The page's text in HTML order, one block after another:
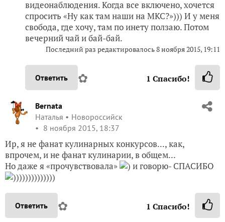
видеонаблюдения. Когда все включено, хочется
спросить «Ну как там наши на МКС?»))) И у меня
свобода, где хочу, там по инету ползаю. Потом
вечерний чай и бай-бай.
Последний раз редактировалось8 ноября 2015, 19:11
Ответить ✿ 1 Спасибо!
Bernata
Наталья
Новороссийск
8 ноября 2015, 18:37
Ир, я не фанат кулинарных конкурсов..., как,
впрочем, и не фанат кулинарии, в общем...
Но даже я «прочувствовала»
) и говорю- СПАСИБО
))))))))))))))
Ответить ✿ 1 Спасибо!